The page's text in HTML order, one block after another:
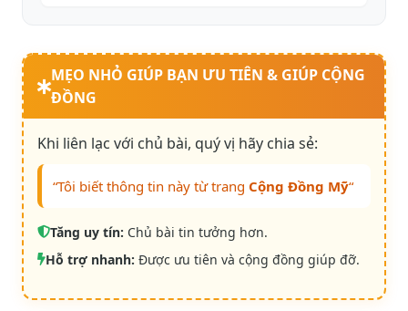
MẸO NHỎ GIÚP BẠN ƯU TIÊN & GIÚP CỘNG
ĐỒNG
Khi liên lạc với chủ bài, quý vị hãy chia sẻ:
“Tôi biết thông tin này từ trang Cộng Đồng Mỹ“
Tăng uy tín: Chủ bài tin tưởng hơn.
Hỗ trợ nhanh: Được ưu tiên và cộng đồng giúp đỡ.